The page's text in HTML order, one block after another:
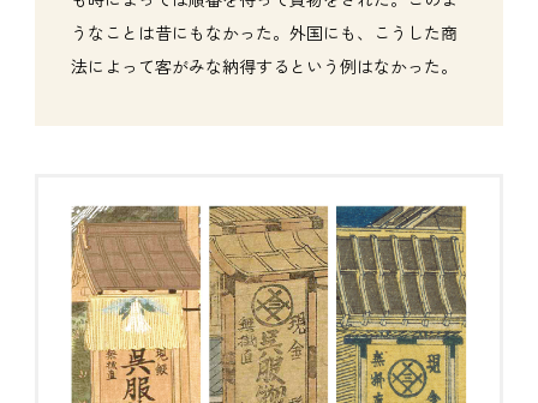
うなことは昔にもなかった。外国にも、こうした商
法によって客がみな納得するという例はなかった。